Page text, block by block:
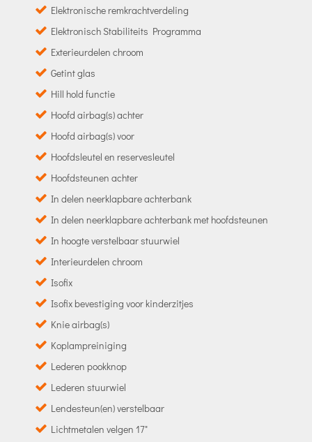
Elektronische remkrachtverdeling
Elektronisch Stabiliteits Programma
Exterieurdelen chroom
Getint glas
Hill hold functie
Hoofd airbag(s) achter
Hoofd airbag(s) voor
Hoofdsleutel en reservesleutel
Hoofdsteunen achter
In delen neerklapbare achterbank
In delen neerklapbare achterbank met hoofdsteunen
In hoogte verstelbaar stuurwiel
Interieurdelen chroom
Isofix
Isofix bevestiging voor kinderzitjes
Knie airbag(s)
Koplampreiniging
Lederen pookknop
Lederen stuurwiel
Lendesteun(en) verstelbaar
Lichtmetalen velgen 17"